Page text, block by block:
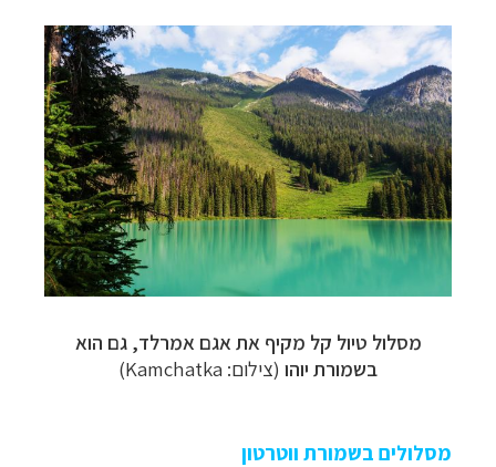
מסלול טיול קל מקיף את אגם אמרלד, גם הוא
בשמורת יוהו (צילום: Kamchatka
)
מסלולים בשמורת ווטרטון